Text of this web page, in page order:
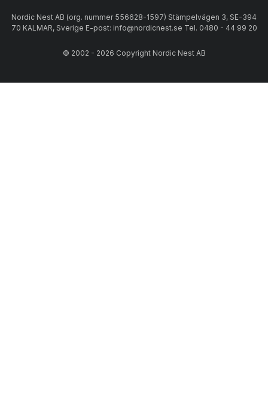
Nordic Nest AB (org. nummer 556628-1597) Stämpelvägen 3, SE-394
70 KALMAR, Sverige E-post: info@nordicnest.se Tel. 0480 - 44 99 20
© 2002 - 2026 Copyright Nordic Nest AB